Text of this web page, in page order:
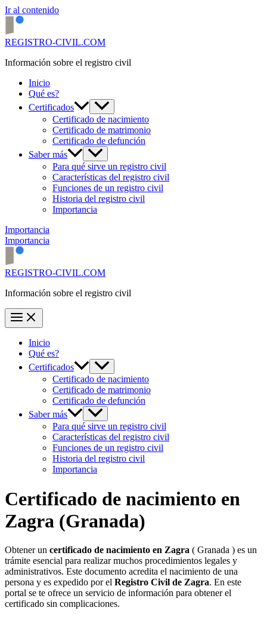
Ir al contenido
REGISTRO-CIVIL.COM
Información sobre el registro civil
Inicio
Qué es?
Certificados
Certificado de nacimiento
Certificado de matrimonio
Certificado de defunción
Saber más
Para qué sirve un registro civil
Características del registro civil
Funciones de un registro civil
Historia del registro civil
Importancia
Importancia
Importancia
REGISTRO-CIVIL.COM
Información sobre el registro civil
Inicio
Qué es?
Certificados
Certificado de nacimiento
Certificado de matrimonio
Certificado de defunción
Saber más
Para qué sirve un registro civil
Características del registro civil
Funciones de un registro civil
Historia del registro civil
Importancia
Certificado de nacimiento en
Zagra (Granada)
Obtener un certificado de nacimiento en Zagra ( Granada ) es un
trámite esencial para realizar muchos procedimientos legales y
administrativos. Este documento acredita el nacimiento de una
persona y es expedido por el Registro Civil de Zagra. En este
portal se te ofrece un servicio de información para obtener el
certificado sin complicaciones.